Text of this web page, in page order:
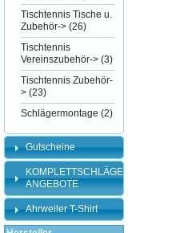
Tischtennis Tische u.
Zubehör-> (26)
Tischtennis
Vereinszubehör-> (3)
Tischtennis Zubehör-
> (23)
Schlägermontage (2)
Gutscheine
KOMPLETTSCHLÄGER-
ANGEBOTE
Ahrweiler T-Shirt